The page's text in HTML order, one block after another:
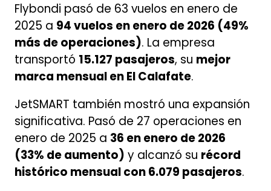
Flybondi pasó de 63 vuelos en enero de
2025 a 94 vuelos en enero de 2026 (49%
más de operaciones). La empresa
transportó 15.127 pasajeros, su mejor
marca mensual en El Calafate.
JetSMART también mostró una expansión
significativa. Pasó de 27 operaciones en
enero de 2025 a 36 en enero de 2026
(33% de aumento) y alcanzó su récord
histórico mensual con 6.079 pasajeros.